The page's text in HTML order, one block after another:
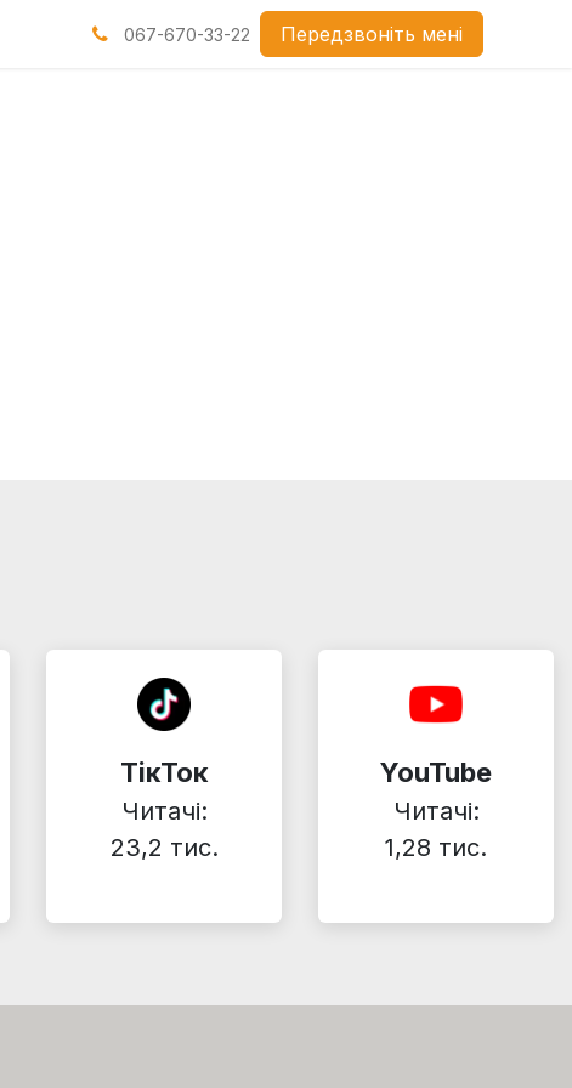
067-670-33-22 Передзвоніть мені
ТікТок
Читачі:
23,2 тис.
YouTube
Читачі:
1,28 тис.